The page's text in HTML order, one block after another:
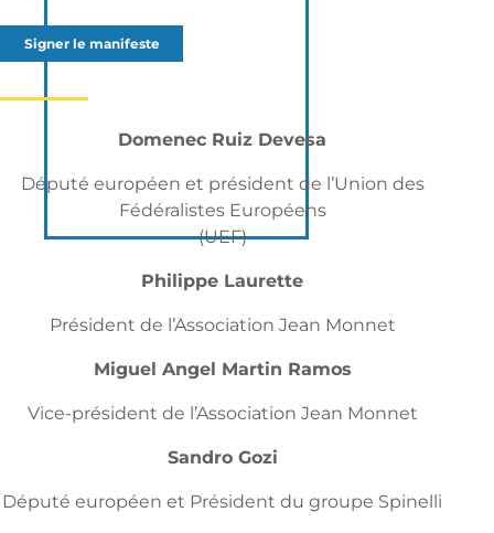
Signer le manifeste
Domenec Ruiz Devesa
Député européen et président de l’Union des
Fédéralistes Européens
(UEF)
Philippe Laurette
Président de l’Association Jean Monnet
Miguel Angel Martin Ramos
Vice-président de l’Association Jean Monnet
Sandro Gozi
Député européen et Président du groupe Spinelli